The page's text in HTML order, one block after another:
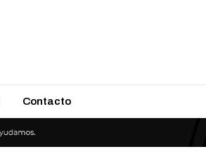
Contacto